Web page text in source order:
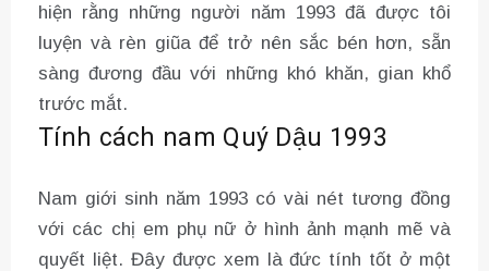
hiện rằng những người năm 1993 đã được tôi
luyện và rèn giũa để trở nên sắc bén hơn, sẵn
sàng đương đầu với những khó khăn, gian khổ
trước mắt.
Tính cách nam Quý Dậu 1993
Nam giới sinh năm 1993 có vài nét tương đồng
với các chị em phụ nữ ở hình ảnh mạnh mẽ và
quyết liệt. Đây được xem là đức tính tốt ở một